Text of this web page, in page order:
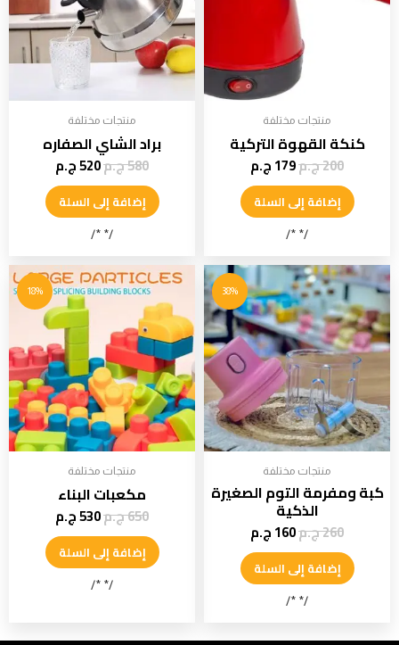
منتجات مختلفة
كنكة القهوة التركية
200ج.م179ج.م
إضافة إلى السلة
/* */
منتجات مختلفة
براد الشاي الصفاره
580ج.م520ج.م
إضافة إلى السلة
/* */
38%
منتجات مختلفة
كبة ومفرمة التوم الصغيرة
الذكية
260ج.م160ج.م
إضافة إلى السلة
/* */
18%
منتجات مختلفة
مكعبات البناء
650ج.م530ج.م
إضافة إلى السلة
/* */